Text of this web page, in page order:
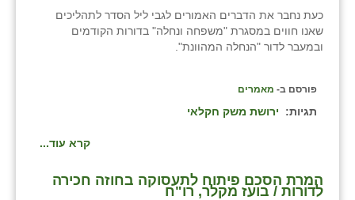
כעת נחבר את הדברים האמורים לגבי ליל הסדר לתהליכים
שאנו חווים במסגרת "משפחה ונחלה" בדורות הקודמים
ובמעבר לדור "הנחלה המהוונת".
פורסם ב- מאמרים
תגיות: ירושת משק חקלאי
קרא עוד...
המרת הסכם פיתוח לתעסוקה בחוזה חכירה
לדורות / בועז מקלר, רו"ח